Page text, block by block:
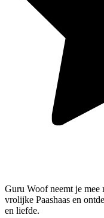
Guru Woof neemt je mee
vrolijke Paashaas en
en liefde.